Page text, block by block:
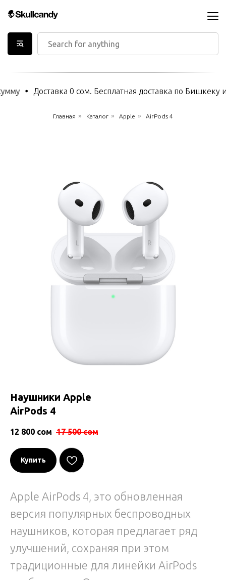
Доставка 0 сом. Бесплатная доставка по Бишкеку
Главная » Каталог » Apple » AirPods 4
Наушники Apple
AirPods 4
12 800 сом 17 500 сом
Купить
Apple AirPods 4, это обновленная
версия популярных беспроводных
наушников, которая предлагает ряд
улучшений, сохраняя при этом
традиционные для линейки AirPods